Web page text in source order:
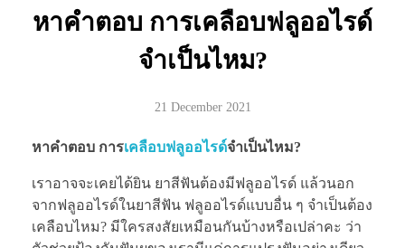
หาคำตอบ การเคลือบฟลูออไรด์
จำเป็นไหม?
21 December 2021
หาคำตอบ การเคลือบฟลูออไรด์จำเป็นไหม?
เราอาจจะเคยได้ยิน ยาสีฟันต้องมีฟลูออไรด์ แล้วนอก
จากฟลูออไรด์ในยาสีฟัน ฟลูออไรด์แบบอื่น ๆ จำเป็นต้อง
เคลือบไหม? มีใครสงสัยเหมือนกันบ้างหรือเปล่าคะ ว่า